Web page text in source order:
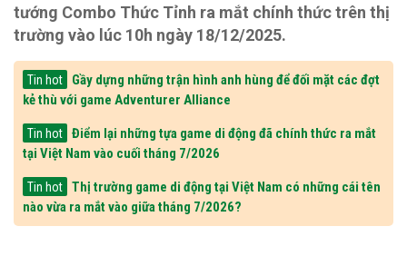
tướng Combo Thức Tỉnh ra mắt chính thức trên thị
trường vào lúc 10h ngày 18/12/2025.
Tin hot
Gầy dựng những trận hình anh hùng để đối mặt các đợt
kẻ thù với game Adventurer Alliance
Tin hot
Điểm lại những tựa game di động đã chính thức ra mắt
tại Việt Nam vào cuối tháng 7/2026
Tin hot
Thị trường game di động tại Việt Nam có những cái tên
nào vừa ra mắt vào giữa tháng 7/2026?